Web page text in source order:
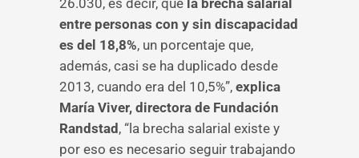
26.030, es decir, que la brecha salarial
entre personas con y sin discapacidad
es del 18,8%, un porcentaje que,
además, casi se ha duplicado desde
2013, cuando era del 10,5%”, explica
María Viver, directora de Fundación
Randstad , “la brecha salarial existe y
por eso es necesario seguir trabajando